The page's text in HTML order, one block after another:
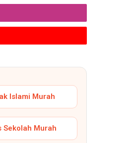
Islami Murah
Sekolah Murah